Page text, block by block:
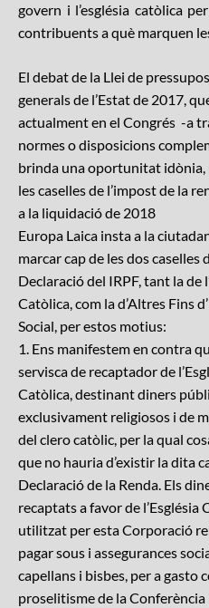
govern i l’església catòlica
contribuents a què marquen
El debat de la Llei de
generals de l’Estat de 2017,
actualment en el Congrés -a
normes o disposicions
brinda una oportunitat idònia,
les caselles de l’impost de la
a la liquidació de 2018
Europa Laica insta a la
marcar cap de les dos caselles
Declaració del IRPF, tant la de
Catòlica, com la d’Altres Fins
Social, per estos motius:
1. Ens manifestem en contra
servisca de recaptador de
Catòlica, destinant diners
exclusivament religiosos i de
del clero catòlic, per la qual
que no hauria d’existir la dita
Declaració de la Renda. Els
recaptats a favor de l’Església
utilitzat per esta Corporació
pagar sous i assegurances
capellans i bisbes, per a gasto
proselitisme de la Conferència